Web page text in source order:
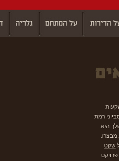
רמת
היא
שקט